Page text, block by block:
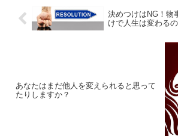
決めつけはNG！物
けで人生は変わるの
あなたはまだ他人を変えられると思って
たりしますか？